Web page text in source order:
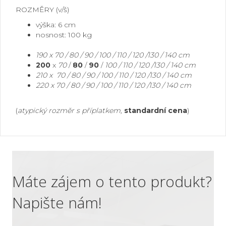
ROZMĚRY (v/š)
výška: 6 cm
nosnost: 100 kg
190 x 70 / 80 / 90 / 100 / 110 / 120 /130 / 140 cm
200 x 70/ 80 / 90 / 100 / 110 / 120 /130 / 140 cm
210 x 70 / 80 / 90 / 100 / 110 / 120 /130 / 140 cm
220 x 70 / 80 / 90 / 100 / 110 / 120 /130 / 140 cm
(atypický rozměr s příplatkem, standardní cena)
Máte zájem o tento produkt?
Napište nám!